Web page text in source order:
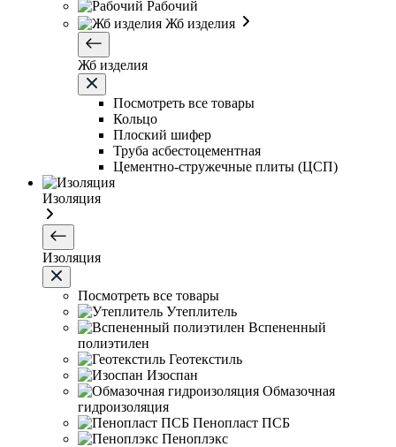
Рабочий
Жб изделия
Жб изделия
Посмотреть все товары
Кольцо
Плоский шифер
Труба асбестоцементная
Цементно-стружечные плиты (ЦСП)
Изоляция
Изоляция
Посмотреть все товары
Утеплитель
Вспененный
полиэтилен
Геотекстиль
Изоспан
Обмазочная
гидроизоляция
Пенопласт ПСБ
Пеноплэкс